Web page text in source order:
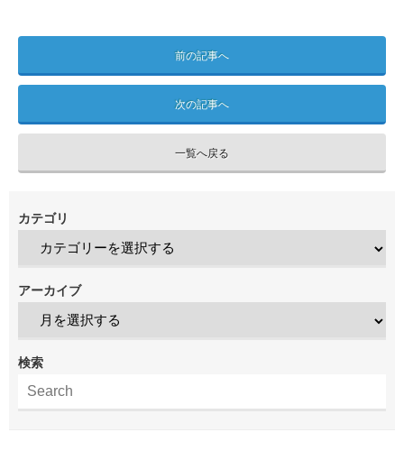
前の記事へ
次の記事へ
一覧へ戻る
カテゴリ
アーカイブ
検索